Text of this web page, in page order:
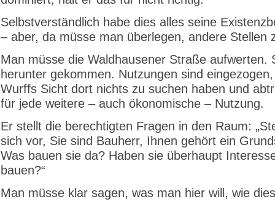
Selbstverständlich habe dies alles seine
– aber, da müsse man überlegen, andere Stellen
Man müsse die Waldhausener Straße aufwerten.
herunter gekommen. Nutzungen sind
Wurffs Sicht dort nichts zu suchen haben und
für jede weitere – auch ökonomische – Nutzung.
Er stellt die berechtigten Fragen in den Raum:
sich vor, Sie sind Bauherr, Ihnen gehört ein
Was bauen sie da? Haben sie überhaupt
bauen?“
Man müsse klar sagen, was man hier will, wie